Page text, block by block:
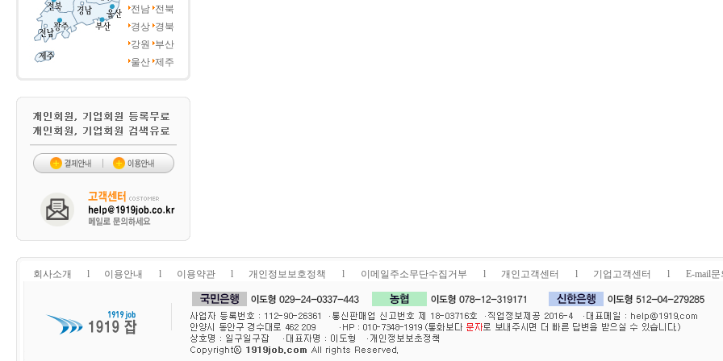
전남 전북
경상 경북
강원
부산
울산 제주
회사소개 l 이용안내 l 이용약관 l 개인정보보호정책 l 이메일주소무단수집거부 l 개인고객센터 l 기업고객센터 l E-mail문